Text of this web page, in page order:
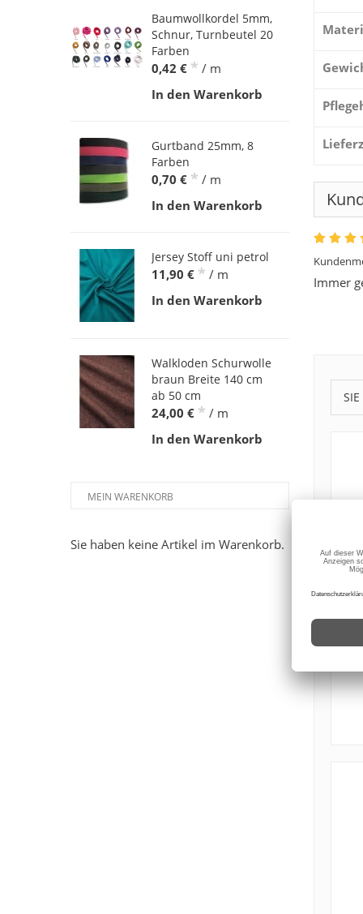
Immer
Baumwollkordel 5mm,
Schnur, Turnbeutel 20
Farben
0,42 € * / m
In den Warenkorb
Gurtband 25mm, 8
Farben
0,70 € * / m
In den Warenkorb
Jersey Stoff uni petrol
11,90 € * / m
In den Warenkorb
Walkloden Schurwolle
braun Breite 140 cm
ab 50 cm
24,00 € * / m
In den Warenkorb
MEIN WARENKORB
Sie haben keine Artikel im Warenkorb.